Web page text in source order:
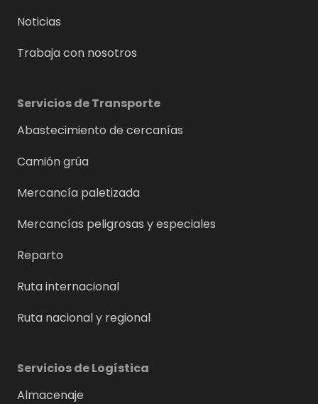
Noticias
Trabaja con nosotros
Servicios de Transporte
Abastecimiento de cercanías
Camión grúa
Mercancía paletizada
Mercancías peligrosas y especiales
Reparto
Ruta internacional
Ruta nacional y regional
Servicios de Logística
Almacenaje